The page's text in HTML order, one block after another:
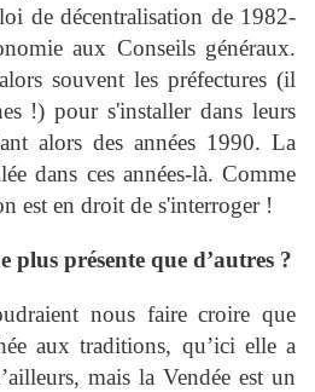
de décentralisation de 1982-
aux Conseils généraux.
souvent les préfectures (il
!) pour s'installer dans leurs
alors des années 1990. La
dans ces années-là. Comme
est en droit de s'interroger !
présente que d’autres ?
nous faire croire que
aux traditions, qu’ici elle a
mais la Vendée est un